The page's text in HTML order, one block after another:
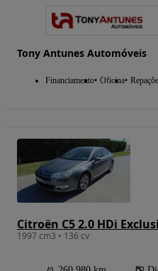
Tony Antunes Automóveis
Financiamento Oficina
Citroën C5 2.0 HDi
1997 cm3 • 136 cv